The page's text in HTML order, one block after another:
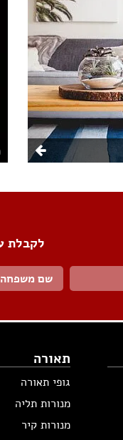
לקבלת
תאורה
גופי תאורה
מנורות תליה
מנורות קיר